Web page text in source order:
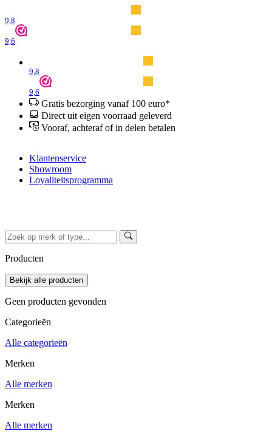
9,8
9,6
9,8
9,6
Gratis bezorging vanaf 100 euro*
Direct uit eigen voorraad geleverd
Vooraf, achteraf of in delen betalen
Klantenservice
Showroom
Loyaliteitsprogramma
Producten
Geen producten gevonden
Categorieën
Alle categorieën
Merken
Alle merken
Merken
Alle merken